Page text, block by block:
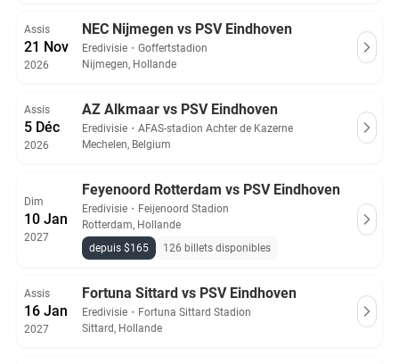
Assis
21 Nov
2026
NEC Nijmegen vs PSV Eindhoven
Eredivisie ・ Goffertstadion
Nijmegen, Hollande
Assis
5 Déc
2026
AZ Alkmaar vs PSV Eindhoven
Eredivisie ・ AFAS-stadion Achter de Kazerne
Mechelen, Belgium
Dim
10 Jan
2027
Feyenoord Rotterdam vs PSV Eindhoven
Eredivisie ・ Feijenoord Stadion
Rotterdam, Hollande
depuis $165
126 billets disponibles
Assis
16 Jan
2027
Fortuna Sittard vs PSV Eindhoven
Eredivisie ・ Fortuna Sittard Stadion
Sittard, Hollande